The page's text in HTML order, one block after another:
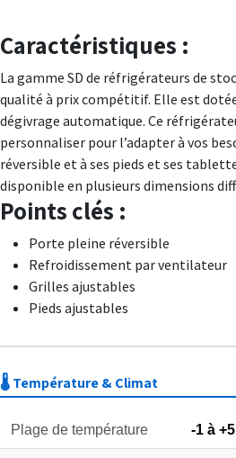
Caractéristiques :
La gamme SD de réfrigérateurs de
qualité à prix compétitif. Elle est
dégivrage automatique. Ce
personnaliser pour l’adapter à vos
réversible et à ses pieds et ses
disponible en plusieurs dimensions
Points clés :
Porte pleine réversible
Refroidissement par ventilateur
Grilles ajustables
Pieds ajustables
🌡️ Température & Climat
Plage de température -1 à +5